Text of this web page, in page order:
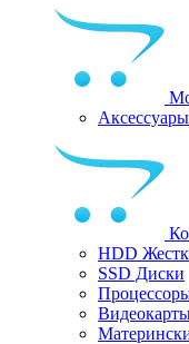
HDD
SSD Диски